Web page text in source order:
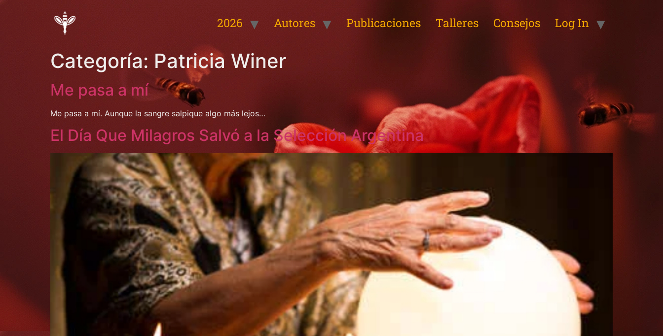
2026 Autores Publicaciones Talleres Consejos Log In
Categoría: Patricia Winer
Me pasa a mí
Me pasa a mí. Aunque la sangre salpique algo más lejos…
El Día Que Milagros Salvó a la Selección Argentina